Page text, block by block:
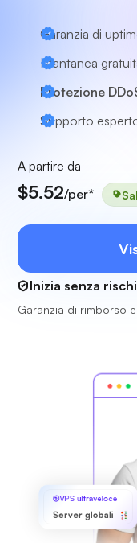
Garanzia di
Istantanea
Protezione
Supporto
A partire da
$5.52/per*
Inizia senza rischi
Garanzia di rimborso
VPS ultraveloce
Server globali